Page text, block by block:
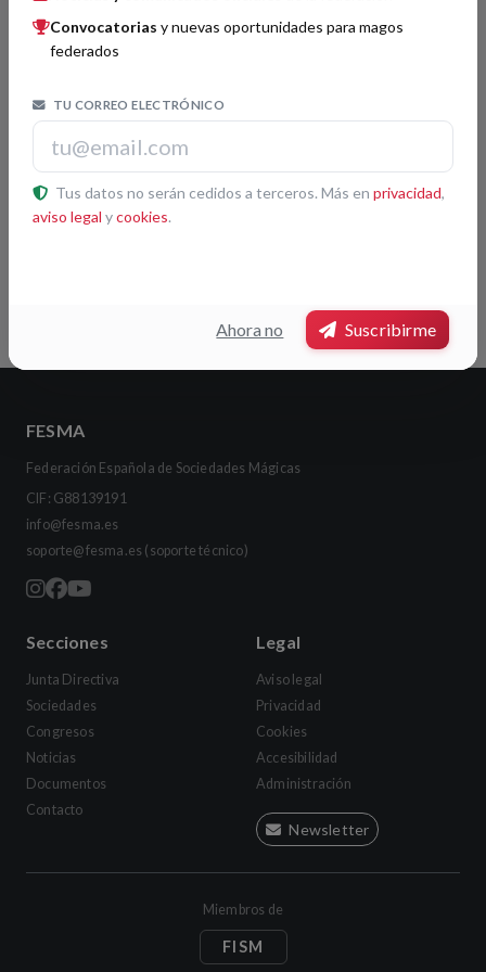
01/04/2025
Buscar
Convocatorias y nuevas oportunidades para magos
federados
TU CORREO ELECTRÓNICO
Tus datos no serán cedidos a terceros. Más en privacidad,
aviso legal ycookies.
Ahora no Suscribirme
FESMA
Federación Española de Sociedades Mágicas
CIF: G88139191
info@fesma.es
soporte@fesma.es (soporte técnico)
Secciones
Junta Directiva
Sociedades
Congresos
Noticias
Documentos
Contacto
Legal
Aviso legal
Privacidad
Cookies
Accesibilidad
Administración
Newsletter
Miembros de
FISM